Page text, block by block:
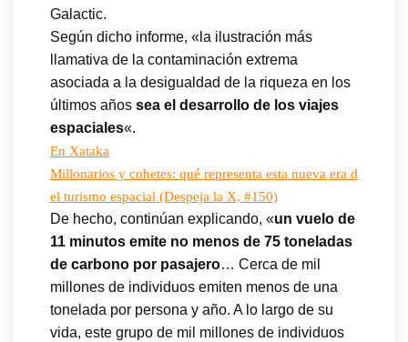
Galactic.
Según dicho informe, «la ilustración más
llamativa de la contaminación extrema
asociada a la desigualdad de la riqueza en los
últimos años sea el desarrollo de los viajes
espaciales«.
En Xataka
Millonarios y cohetes: qué representa esta nueva era d
el turismo espacial (Despeja la X, #150)
De hecho, continúan explicando, «un vuelo de
11 minutos emite no menos de 75 toneladas
de carbono por pasajero… Cerca de mil
millones de individuos emiten menos de una
tonelada por persona y año. A lo largo de su
vida, este grupo de mil millones de individuos